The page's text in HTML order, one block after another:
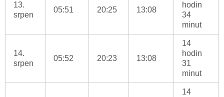
13.
srpen
05:51 20:25 13:08
hodin
34
minut
14.
srpen
05:52 20:23 13:08
14
hodin
31
minut
14